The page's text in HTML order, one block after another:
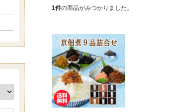
1件の商品がみつかりました。